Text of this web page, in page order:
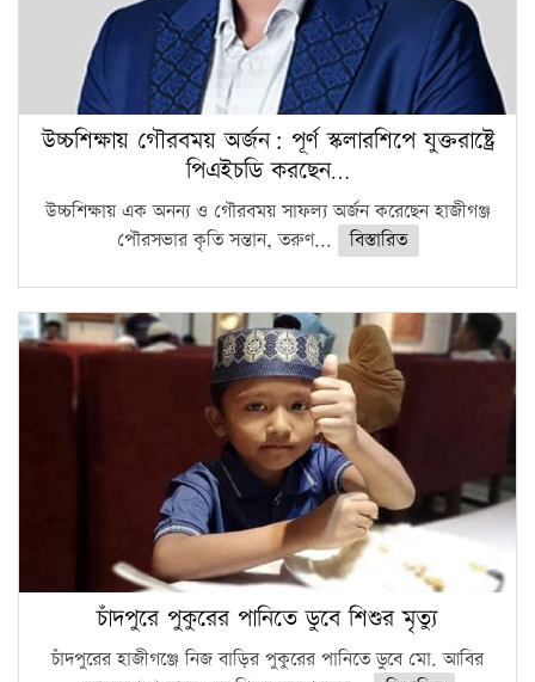
উচ্চশিক্ষায় গৌরবময় অর্জন: পূর্ণ স্কলারশিপে যুক্তরাষ্ট্রে
পিএইচডি করছেন…
উচ্চশিক্ষায় এক অনন্য ও গৌরবময় সাফল্য অর্জন করেছেন হাজীগঞ্জ
পৌরসভার কৃতি সন্তান, তরুণ...
বিস্তারিত
চাঁদপুরে পুকুরের পানিতে ডুবে শিশুর মৃত্যু
চাঁদপুরের হাজীগঞ্জে নিজ বাড়ির পুকুরের পানিতে ডুবে মো. আবির